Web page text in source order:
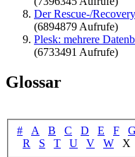
Der Rescue-/
(6894879 Aufrufe)
Plesk: mehrere
(6733491 Aufrufe)
Glossar
# A B C D E F G
R
S T U V W X